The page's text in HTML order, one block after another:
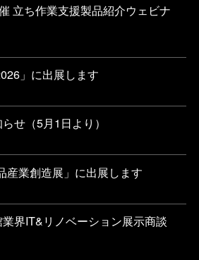
立ち作業支援製品紹介ウェビナ
」に出展します
せ（5月1日より）
産業創造展」に出展します
業界IT&リノベーション展⽰商談